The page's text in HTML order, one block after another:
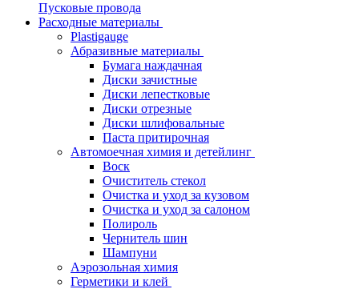
Пусковые провода
Расходные материалы
Plastigauge
Абразивные материалы
Бумага наждачная
Диски зачистные
Диски лепестковые
Диски отрезные
Диски шлифовальные
Паста притирочная
Автомоечная химия и детейлинг
Воск
Очиститель стекол
Очистка и уход за кузовом
Очистка и уход за салоном
Полироль
Чернитель шин
Шампуни
Аэрозольная химия
Герметики и клей